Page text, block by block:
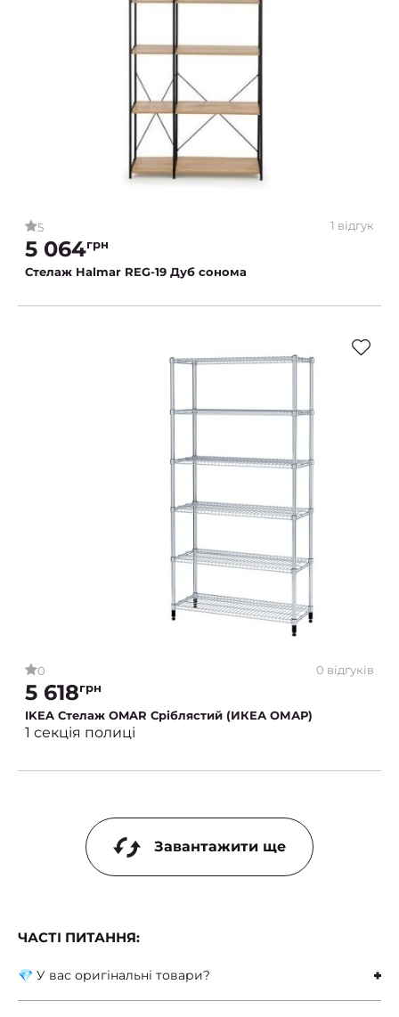
5 1 відгук
5 064грн
Стелаж Halmar REG-19 Дуб сонома
0 0 відгуків
5 618грн
IKEA Стелаж OMAR Сріблястий (ИКЕА ОМАР)
1 секція полиці
Завантажити ще
ЧАСТІ ПИТАННЯ:
💎 У вас оригінальні товари?